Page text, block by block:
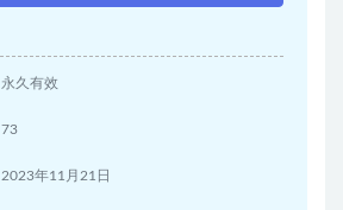
永久有效
73
2023年11月21日